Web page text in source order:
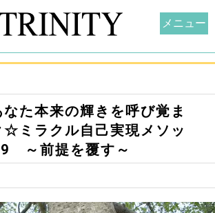
た本来の輝きを呼び覚ま
ミラクル自己実現メソッ
～前提を覆す～
メニュー